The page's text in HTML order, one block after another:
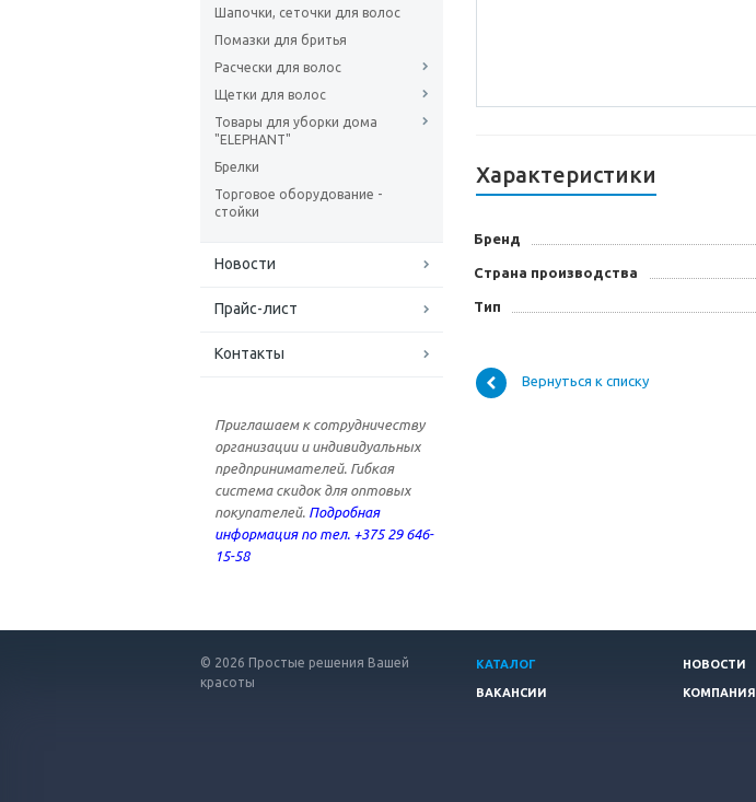
Шапочки, сеточки для волос
Помазки для бритья
Расчески для волос
Щетки для волос
Товары для уборки дома
"ELEPHANT"
Брелки
Торговое оборудование -
стойки
Новости
Прайс-лист
Контакты
Приглашаем к сотрудничеству
организации и индивидуальных
предпринимателей. Гибкая
система скидок для оптовых
покупателей. Подробная
информация по тел. +375 29 646-
15-58
Характеристики
Бренд
Страна производства
Тип
Вернуться к списку
© 2026 Простые решения Вашей
красоты
КАТАЛОГ НОВОСТИ
ВАКАНСИИ КОМПАНИЯ